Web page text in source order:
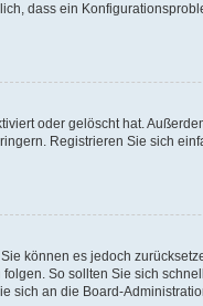
dass ein
oder gelöscht hat.
Registrieren Sie sich
können es jedoch
So sollten Sie sich
sich an die Board-